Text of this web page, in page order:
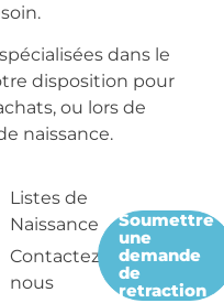
dans le
disposition pour
ou lors de
naissance.
Listes de
Naissance
Contactez-
nous
Soumettre
une
demande
de
retraction